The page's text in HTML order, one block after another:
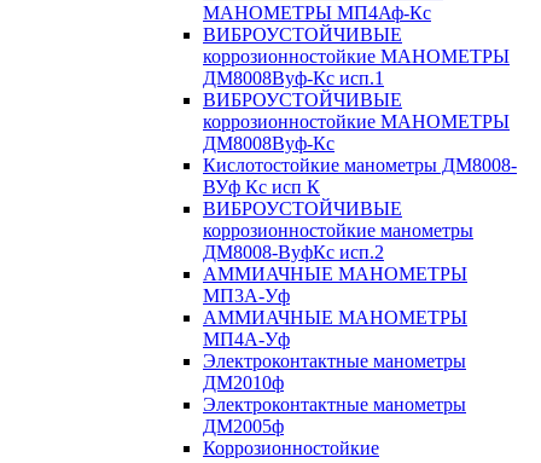
МАНОМЕТРЫ МП4Аф-Кс
ВИБРОУСТОЙЧИВЫЕ
коррозионностойкие МАНОМЕТРЫ
ДМ8008Вуф-Кс исп.1
ВИБРОУСТОЙЧИВЫЕ
коррозионностойкие МАНОМЕТРЫ
ДМ8008Вуф-Кс
Кислотостойкие манометры ДМ8008-
ВУф Кс исп К
ВИБРОУСТОЙЧИВЫЕ
коррозионностойкие манометры
ДМ8008-ВуфКс исп.2
АММИАЧНЫЕ МАНОМЕТРЫ
МП3А-Уф
АММИАЧНЫЕ МАНОМЕТРЫ
МП4А-Уф
Электроконтактные манометры
ДМ2010ф
Электроконтактные манометры
ДМ2005ф
Коррозионностойкие